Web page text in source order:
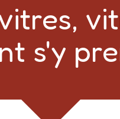
s'y